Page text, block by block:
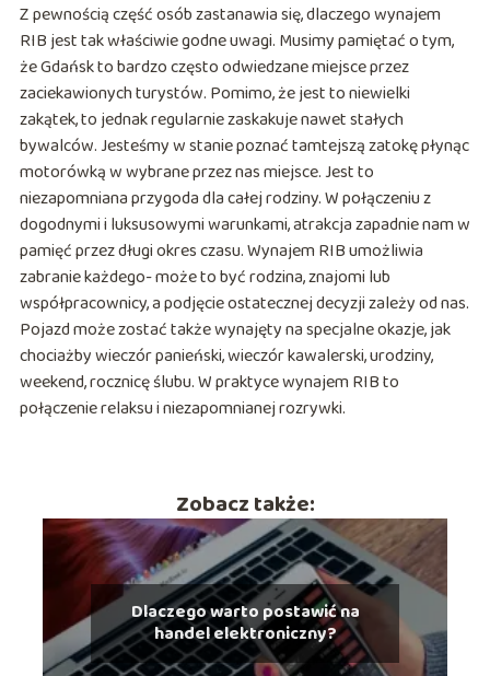
Z pewnością część osób zastanawia się, dlaczego wynajem
RIB jest tak właściwie godne uwagi. Musimy pamiętać o tym,
że Gdańsk to bardzo często odwiedzane miejsce przez
zaciekawionych turystów. Pomimo, że jest to niewielki
zakątek, to jednak regularnie zaskakuje nawet stałych
bywalców. Jesteśmy w stanie poznać tamtejszą zatokę płynąc
motorówką w wybrane przez nas miejsce. Jest to
niezapomniana przygoda dla całej rodziny. W połączeniu z
dogodnymi i luksusowymi warunkami, atrakcja zapadnie nam w
pamięć przez długi okres czasu. Wynajem RIB umożliwia
zabranie każdego- może to być rodzina, znajomi lub
współpracownicy, a podjęcie ostatecznej decyzji zależy od nas.
Pojazd może zostać także wynajęty na specjalne okazje, jak
chociażby wieczór panieński, wieczór kawalerski, urodziny,
weekend, rocznicę ślubu. W praktyce wynajem RIB to
połączenie relaksu i niezapomnianej rozrywki.
Zobacz także:
Dlaczego warto postawić na
handel elektroniczny?